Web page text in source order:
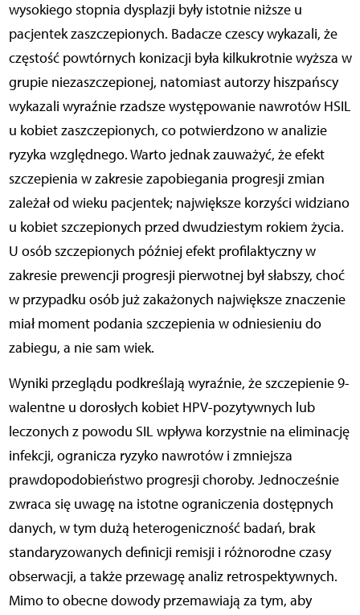
wysokiego stopnia dysplazji były istotnie niższe u
pacjentek zaszczepionych. Badacze czescy wykazali, że
częstość powtórnych konizacji była kilkukrotnie wyższa w
grupie niezaszczepionej, natomiast autorzy hiszpańscy
wykazali wyraźnie rzadsze występowanie nawrotów HSIL
u kobiet zaszczepionych, co potwierdzono w analizie
ryzyka względnego. Warto jednak zauważyć, że efekt
szczepienia w zakresie zapobiegania progresji zmian
zależał od wieku pacjentek; największe korzyści widziano
u kobiet szczepionych przed dwudziestym rokiem życia.
U osób szczepionych później efekt profilaktyczny w
zakresie prewencji progresji pierwotnej był słabszy, choć
w przypadku osób już zakażonych największe znaczenie
miał moment podania szczepienia w odniesieniu do
zabiegu, a nie sam wiek.
Wyniki przeglądu podkreślają wyraźnie, że szczepienie 9-
walentne u dorosłych kobiet HPV-pozytywnych lub
leczonych z powodu SIL wpływa korzystnie na eliminację
infekcji, ogranicza ryzyko nawrotów i zmniejsza
prawdopodobieństwo progresji choroby. Jednocześnie
zwraca się uwagę na istotne ograniczenia dostępnych
danych, w tym dużą heterogeniczność badań, brak
standaryzowanych definicji remisji i różnorodne czasy
obserwacji, a także przewagę analiz retrospektywnych.
Mimo to obecne dowody przemawiają za tym, aby